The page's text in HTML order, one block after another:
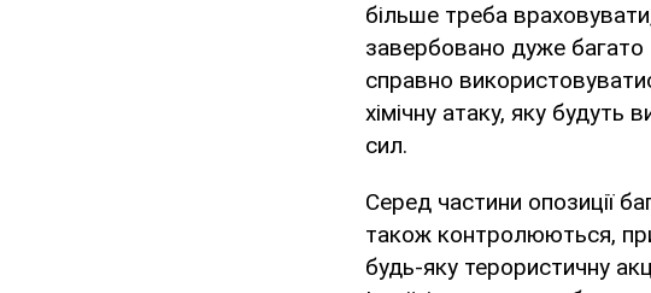
більше треба
завербовано дуже багато
справно
хімічну атаку, яку будуть
сил.
Серед частини опозиції
також контролюються,
будь-яку терористичну